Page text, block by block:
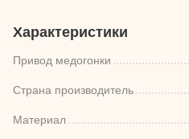
Характеристики
Привод медогонки
Страна производитель
Материал